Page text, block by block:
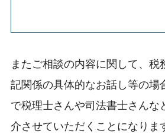
またご相談の内容に関して、税
記関係の具体的なお話し等の場
で税理士さんや司法書士さんな
介させていただくことになりま